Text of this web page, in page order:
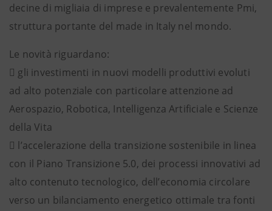
decine di migliaia di imprese e prevalentemente Pmi,
struttura portante del made in Italy nel mondo.
Le novità riguardano:
 gli investimenti in nuovi modelli produttivi evoluti
ad alto potenziale con particolare attenzione ad
Aerospazio, Robotica, Intelligenza Artificiale e Scienze
della Vita
 l’accelerazione della transizione sostenibile in linea
con il Piano Transizione 5.0, dei processi innovativi ad
alto contenuto tecnologico, dell’economia circolare
verso un bilanciamento energetico ottimale tra fonti